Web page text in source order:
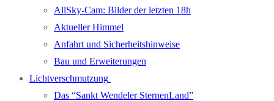
AllSky-Cam: Bilder der letzten 18h
Aktueller Himmel
Anfahrt und Sicherheitshinweise
Bau und Erweiterungen
Lichtverschmutzung
Das “Sankt Wendeler SternenLand”